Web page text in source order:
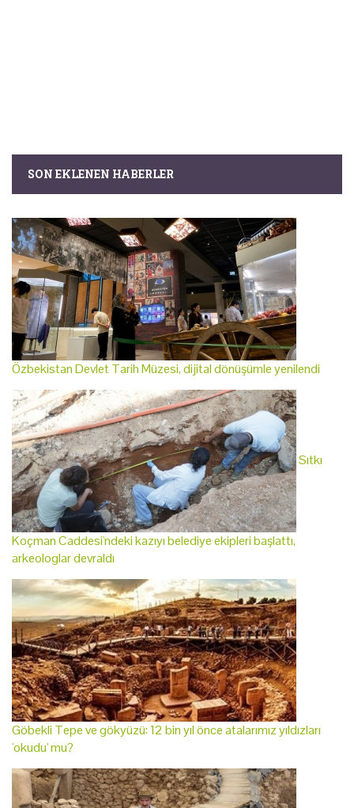
SON EKLENEN HABERLER
Özbekistan Devlet Tarih Müzesi, dijital dönüşümle yenilendi
Sıtkı
Koçman Caddesi'ndeki kazıyı belediye ekipleri başlattı,
arkeologlar devraldı
Göbekli Tepe ve gökyüzü: 12 bin yıl önce atalarımız yıldızları
'okudu' mu?